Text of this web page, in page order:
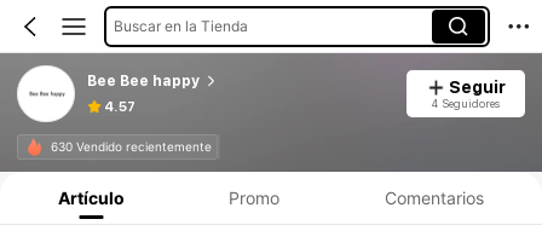
Buscar en la Tienda
Bee Bee happy
4.57
Seguir
4 Seguidores
630 Vendido recientemente
Artículo Promo Comentarios